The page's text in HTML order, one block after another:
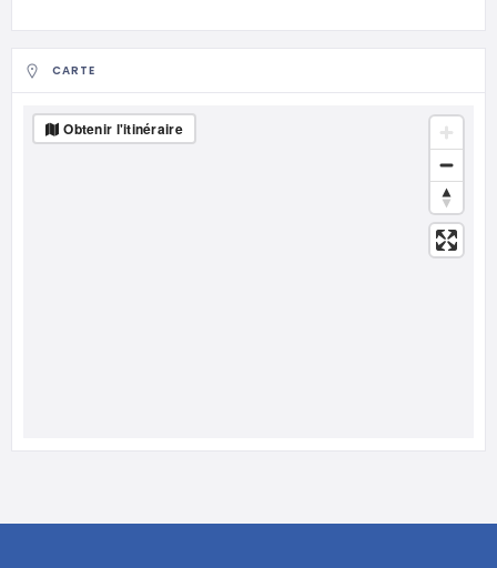
CARTE
Obtenir l'itinéraire